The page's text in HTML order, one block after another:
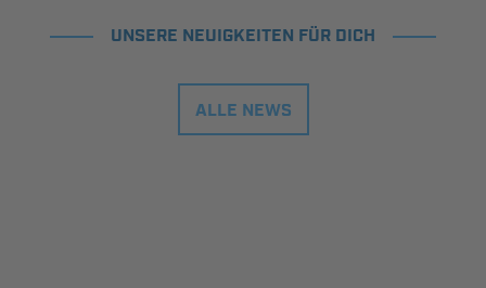
UNSERE NEUIGKEITEN FÜR DICH
ALLE NEWS